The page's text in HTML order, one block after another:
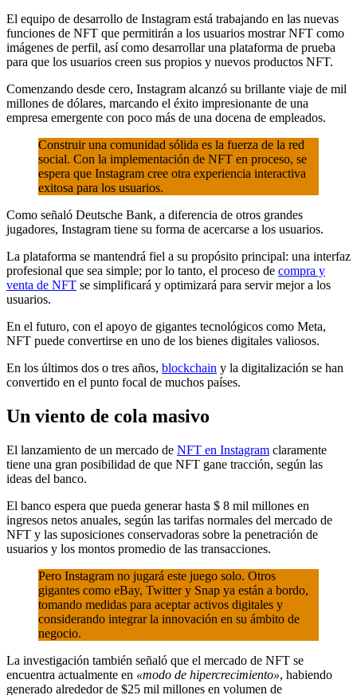
El equipo de desarrollo de Instagram está trabajando en las nuevas
funciones de NFT que permitirán a los usuarios mostrar NFT como
imágenes de perfil, así como desarrollar una plataforma de prueba
para que los usuarios creen sus propios y nuevos productos NFT.
Comenzando desde cero, Instagram alcanzó su brillante viaje de mil
millones de dólares, marcando el éxito impresionante de una
empresa emergente con poco más de una docena de empleados.
Construir una comunidad sólida es la fuerza de la red
social. Con la implementación de NFT en proceso, se
espera que Instagram cree otra experiencia interactiva
exitosa para los usuarios.
Como señaló Deutsche Bank, a diferencia de otros grandes
jugadores, Instagram tiene su forma de acercarse a los usuarios.
La plataforma se mantendrá fiel a su propósito principal: una interfaz
profesional que sea simple; por lo tanto, el proceso de compra y
venta de NFT se simplificará y optimizará para servir mejor a los
usuarios.
En el futuro, con el apoyo de gigantes tecnológicos como Meta,
NFT puede convertirse en uno de los bienes digitales valiosos.
En los últimos dos o tres años, blockchain y la digitalización se han
convertido en el punto focal de muchos países.
Un viento de cola masivo
El lanzamiento de un mercado de NFT en Instagram claramente
tiene una gran posibilidad de que NFT gane tracción, según las
ideas del banco.
El banco espera que pueda generar hasta $ 8 mil millones en
ingresos netos anuales, según las tarifas normales del mercado de
NFT y las suposiciones conservadoras sobre la penetración de
usuarios y los montos promedio de las transacciones.
Pero Instagram no jugará este juego solo. Otros
gigantes como eBay, Twitter y Snap ya están a bordo,
tomando medidas para aceptar activos digitales y
considerando integrar la innovación en su ámbito de
negocio.
La investigación también señaló que el mercado de NFT se
encuentra actualmente en «modo de hipercrecimiento», habiendo
generado alrededor de $25 mil millones en volumen de